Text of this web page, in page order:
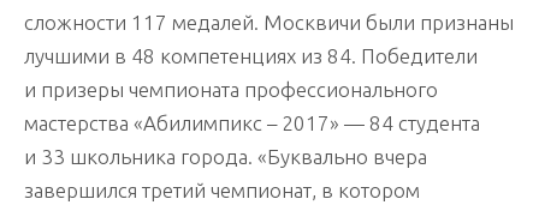
сложности 117 медалей. Москвичи были признаны
лучшими в 48 компетенциях из 84. Победители
и призеры чемпионата профессионального
мастерства «Абилимпикс – 2017» — 84 студента
и 33 школьника города. «Буквально вчера
завершился третий чемпионат, в котором